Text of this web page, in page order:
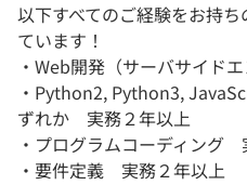
以下すべてのご経験をお持
ています！
・Web開発（サーバサイド
・Python2, Python3,
ずれか 実務２年以上
・プログラムコーディング
・要件定義 実務２年以上